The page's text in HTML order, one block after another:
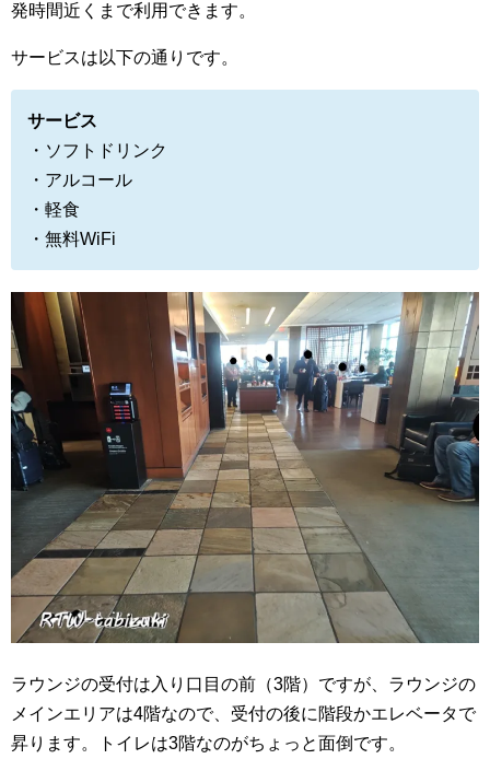
発時間近くまで利用できます。
サービスは以下の通りです。
サービス
・ソフトドリンク
・アルコール
・軽食
・無料WiFi
ラウンジの受付は入り口目の前（3階）ですが、ラウンジの
メインエリアは4階なので、受付の後に階段かエレベータで
昇ります。トイレは3階なのがちょっと面倒です。